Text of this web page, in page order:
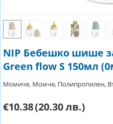
NIP Бебешко шише
Green flow S 150мл
Момиче, Момче, Полипропилен,
€10.38(20.30 лв.)